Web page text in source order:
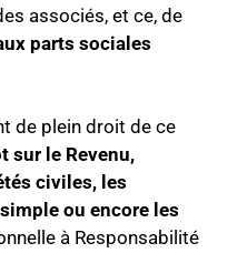
associés, et ce, de
parts sociales
de plein droit de ce
sur le Revenu,
civiles, les
ou encore les
à Responsabilité